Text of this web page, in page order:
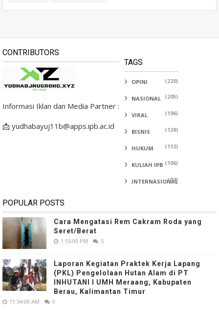
CONTRIBUTORS
Informasi Iklan dan Media Partner :
📩 yudhabayuj11b@apps.ipb.ac.id
TAGS
OPINI (220)
NASIONAL (205)
VIRAL (196)
BISNIS (138)
HUKUM (112)
KULIAH IPB (106)
INTERNASIONAL
(92)
POPULAR POSTS
Cara Mengatasi Rem Cakram Roda yang
Seret/Berat
1:55:00 PM 5
Laporan Kegiatan Praktek Kerja Lapang
(PKL) Pengelolaan Hutan Alam di PT
INHUTANI I UMH Meraang, Kabupaten
Berau, Kalimantan Timur
11:54:00 AM 0